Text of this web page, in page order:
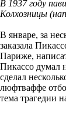
В 1937 году
Колхозницы
В январе, за
заказала
Париже,
Пикассо думал
сделал
люфтваффе
тема трагедии